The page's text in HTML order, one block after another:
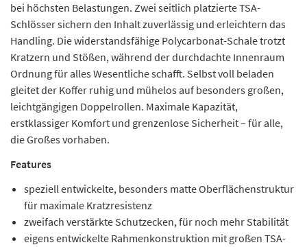
bei höchsten Belastungen. Zwei seitlich platzierte TSA-
Schlösser sichern den Inhalt zuverlässig und erleichtern das
Handling. Die widerstandsfähige Polycarbonat-Schale trotzt
Kratzern und Stößen, während der durchdachte Innenraum
Ordnung für alles Wesentliche schafft. Selbst voll beladen
gleitet der Koffer ruhig und mühelos auf besonders großen,
leichtgängigen Doppelrollen. Maximale Kapazität,
erstklassiger Komfort und grenzenlose Sicherheit – für alle,
die Großes vorhaben.
Features
speziell entwickelte, besonders matte Oberflächenstruktur
für maximale Kratzresistenz
zweifach verstärkte Schutzecken, für noch mehr Stabilität
eigens entwickelte Rahmenkonstruktion mit großen TSA-